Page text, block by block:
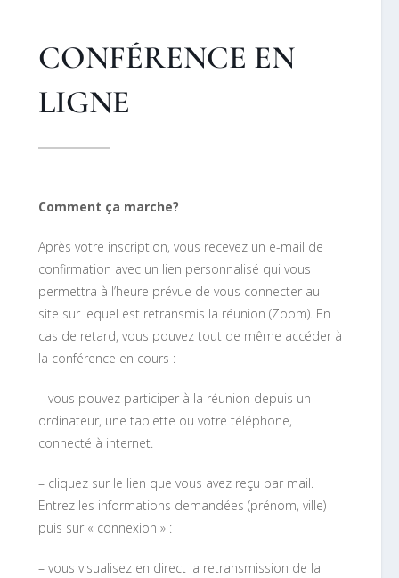
CONFÉRENCE EN
LIGNE
Comment ça marche?
Après votre inscription, vous recevez un e-mail de
confirmation avec un lien personnalisé qui vous
permettra à l’heure prévue de vous connecter au
site sur lequel est retransmis la réunion (Zoom). En
cas de retard, vous pouvez tout de même accéder à
la conférence en cours :
– vous pouvez participer à la réunion depuis un
ordinateur, une tablette ou votre téléphone,
connecté à internet.
– cliquez sur le lien que vous avez reçu par mail.
Entrez les informations demandées (prénom, ville)
puis sur « connexion » :
– vous visualisez en direct la retransmission de la